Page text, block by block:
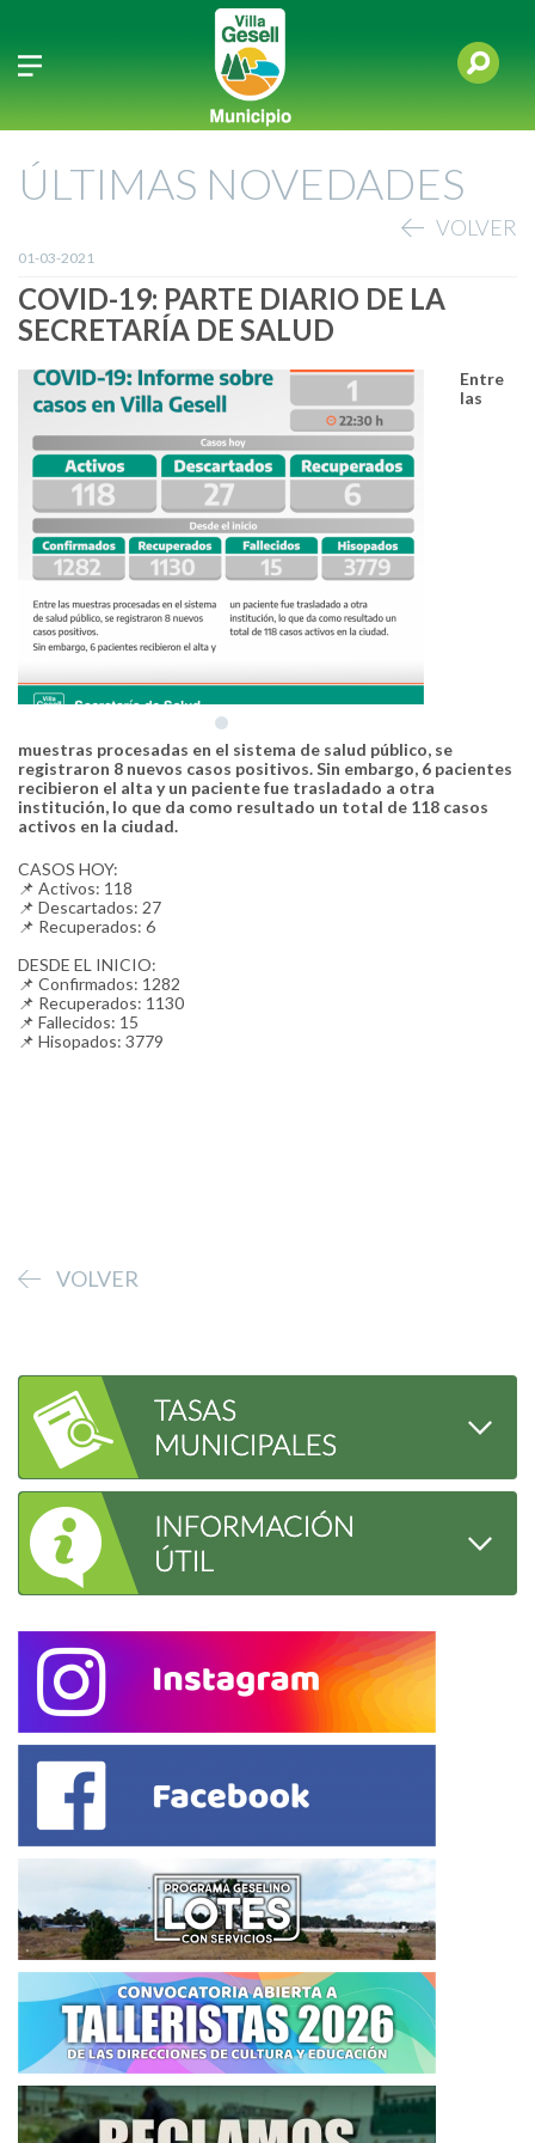
ÚLTIMAS NOVEDADES
VOLVER
01-03-2021
COVID-19: PARTE DIARIO DE LA
SECRETARÍA DE SALUD
Entre‌
‌las‌
‌muestras‌ ‌procesadas‌ ‌en‌ ‌el‌ ‌sistema de salud público,‌ ‌se‌
‌registraron 8 nuevo‌s ‌caso‌s ‌positivos. ‌Sin‌ ‌embargo,‌ 6 pacientes‌
‌recibieron‌ ‌el‌ ‌alta y un paciente fue trasladado a otra
institución, ‌lo‌ ‌que‌ ‌da‌ ‌como‌ ‌resultado‌ ‌un‌ ‌total‌ ‌de‌ 118 casos‌
‌activos‌ ‌en‌ ‌la‌ ‌ciudad.‌ ‌
CASOS‌ ‌HOY:‌ ‌
📌‌ ‌Activos:‌ ‌118
📌‌ ‌Descartados: 27
📌‌ ‌Recuperados:‌ 6
DESDE‌ ‌EL‌ ‌INICIO:‌ ‌
📌‌ ‌Confirmados:‌ 1282
📌‌ ‌Recuperados:‌ 1130
📌‌ ‌Fallecidos:‌ ‌15
📌‌ ‌Hisopados:‌ ‌3779
VOLVER